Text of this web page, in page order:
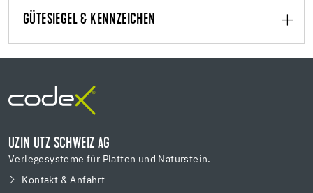
GÜTESIEGEL & KENNZEICHEN
UZIN UTZ SCHWEIZ AG
Verlegesysteme für Platten und Naturstein.
Kontakt & Anfahrt